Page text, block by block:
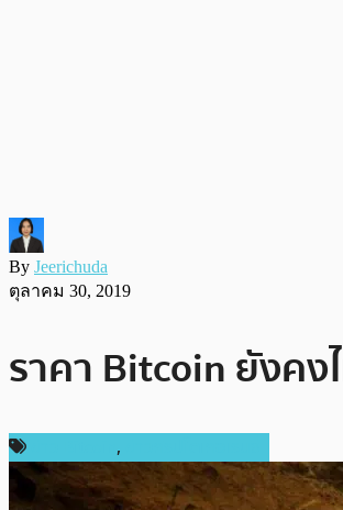
By Jeerichuda
ตุลาคม 30, 2019
ราคา Bitcoin ยังค
,